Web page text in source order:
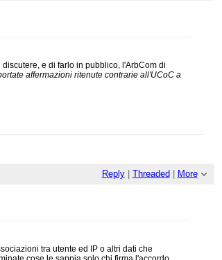
e di farlo in pubblico, l'ArbCom di
affermazioni ritenute contrarie all'UCoC a
Reply| Threaded More
tra utente ed IP o altri dati che